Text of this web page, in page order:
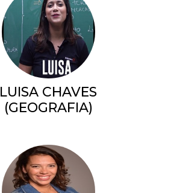
LUISA CHAVES
(GEOGRAFIA)